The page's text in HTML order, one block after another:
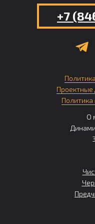
+7
О
Проектные
Политика